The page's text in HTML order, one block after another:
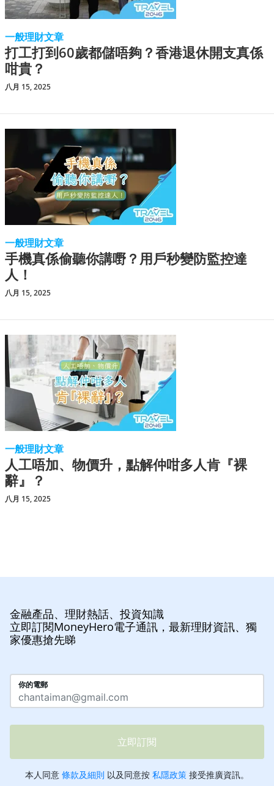
一般理財文章
打工打到60歲都儲唔夠？香港退休開支真係
咁貴？
八月 15, 2025
一般理財文章
手機真係偷聽你講嘢？用戶秒變防監控達
人！
八月 15, 2025
一般理財文章
人工唔加、物價升，點解仲咁多人肯『裸
辭』？
八月 15, 2025
金融產品、理財熱話、投資知識
立即訂閱MoneyHero電子通訊，最新理財資訊、獨
家優惠搶先睇